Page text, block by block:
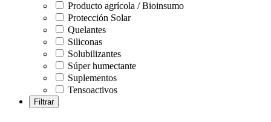
Producto agrícola / Bioinsumo
Protección Solar
Quelantes
Siliconas
Solubilizantes
Súper humectante
Suplementos
Tensoactivos